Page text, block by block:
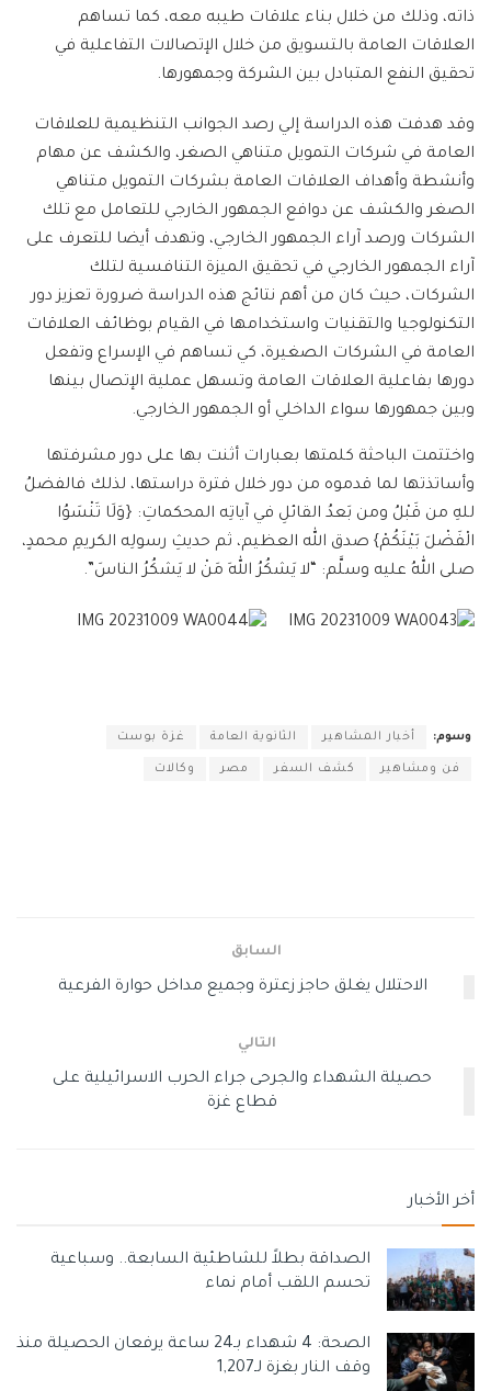
ذاته، وذلك من خلال بناء علاقات طيبه معه، كما تساهم
العلاقات العامة بالتسويق من خلال الإتصالات التفاعلية في
تحقيق النفع المتبادل بين الشركة وجمهورها.
وقد هدفت هذه الدراسة إلي رصد الجوانب التنظيمية للعلاقات
العامة في شركات التمويل متناهي الصغر، والكشف عن مهام
وأنشطة وأهداف العلاقات العامة بشركات التمويل متناهي
الصغر والكشف عن دوافع الجمهور الخارجي للتعامل مع تلك
الشركات ورصد آراء الجمهور الخارجي، وتهدف أيضا للتعرف على
آراء الجمهور الخارجي في تحقيق الميزة التنافسية لتلك
الشركات، حيث كان من أهم نتائج هذه الدراسة ضرورة تعزيز دور
التكنولوجيا والتقنيات واستخدامها في القيام بوظائف العلاقات
العامة في الشركات الصغيرة، كي تساهم في الإسراع وتفعل
دورها بفاعلية العلاقات العامة وتسهل عملية الإتصال بينها
وبين جمهورها سواء الداخلي أو الجمهور الخارجي.
واختتمت الباحثة كلمتها بعبارات أثنت بها على دور مشرفتها
وأساتذتها لما قدموه من دور خلال فترة دراستها، لذلك فالفضلُ
للهِ من قَبْلُ ومن بَعدُ القائلِ في آياتِه المحكماتِ: {وَلَا تَنْسَوُا
الْفَضْلَ بَيْنَكُمْ} صدق الله العظيم، ثم حديثِ رسولِه الكريمِ محمدٍ،
صلى اللهُ عليه وسلَّم: “لا يَشكُرُ اللهَ مَنْ لا يَشكُرُ الناسَ”.
وسوم: أخبار المشاهير الثانوية العامة غزة بوست
فن ومشاهير كشف السفر مصر وكالات
السابق
الاحتلال يغلق حاجز زعترة وجميع مداخل حوارة الفرعية
التالي
حصيلة الشهداء والجرحى جراء الحرب الاسرائيلية على
قطاع غزة
أخر الأخبار
الصداقة بطلاً للشاطئية السابعة.. وسباعية
تحسم اللقب أمام نماء
الصحة: 4 شهداء بـ24 ساعة يرفعان الحصيلة منذ
وقف النار بغزة لـ1,207